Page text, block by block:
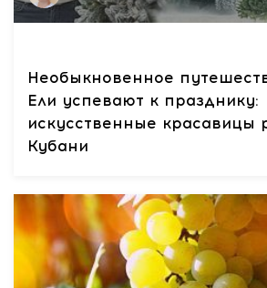
Необыкновенное
Ели успевают к празднику:
искусственные красавицы
Кубани